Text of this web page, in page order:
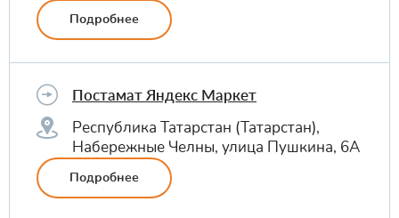
Подробнее
Постамат Яндекс Маркет
Республика Татарстан (Татарстан),
Набережные Челны, улица Пушкина, 6А
Подробнее